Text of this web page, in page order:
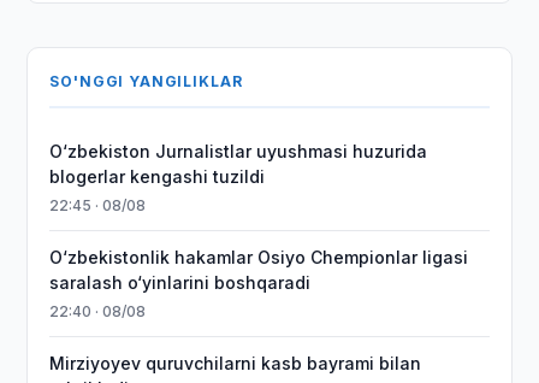
SO'NGGI YANGILIKLAR
O‘zbekiston Jurnalistlar uyushmasi huzurida
blogerlar kengashi tuzildi
22:45 · 08/08
O‘zbekistonlik hakamlar Osiyo Chempionlar ligasi
saralash o‘yinlarini boshqaradi
22:40 · 08/08
Mirziyoyev quruvchilarni kasb bayrami bilan